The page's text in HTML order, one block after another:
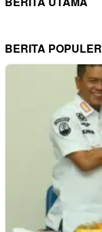
BERITA POPULER